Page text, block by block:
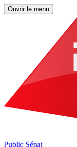
Ouvrir le menu
Public Sénat